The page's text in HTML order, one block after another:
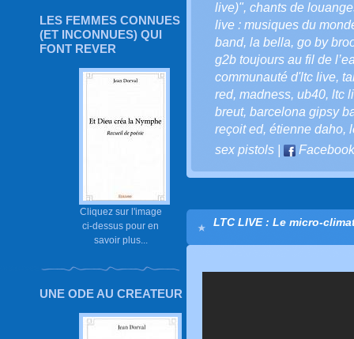
LES FEMMES CONNUES
(ET INCONNUES) QUI
FONT REVER
Cliquez sur l'image
ci-dessus pour en
savoir plus...
UNE ODE AU CREATEUR
live)", chants de
live : musiques du
band, la bella, go by
g2b toujours au fil de
communauté d'ltc live,
red, madness, ub40, ltc
breut, barcelona gipsy
reçoit ed, étienne daho,
sex pistols
Facebook
LTC LIVE : Le micro-